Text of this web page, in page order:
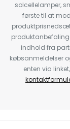
solcellelamper,
første til at
indhold fra
købsanmeldelser
enten via